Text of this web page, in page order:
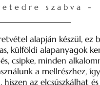
szabva -
alapján készül, ez
külföldi alapanyagok
csipke, minden
a mellrészhez,
az elcsúszkálhat